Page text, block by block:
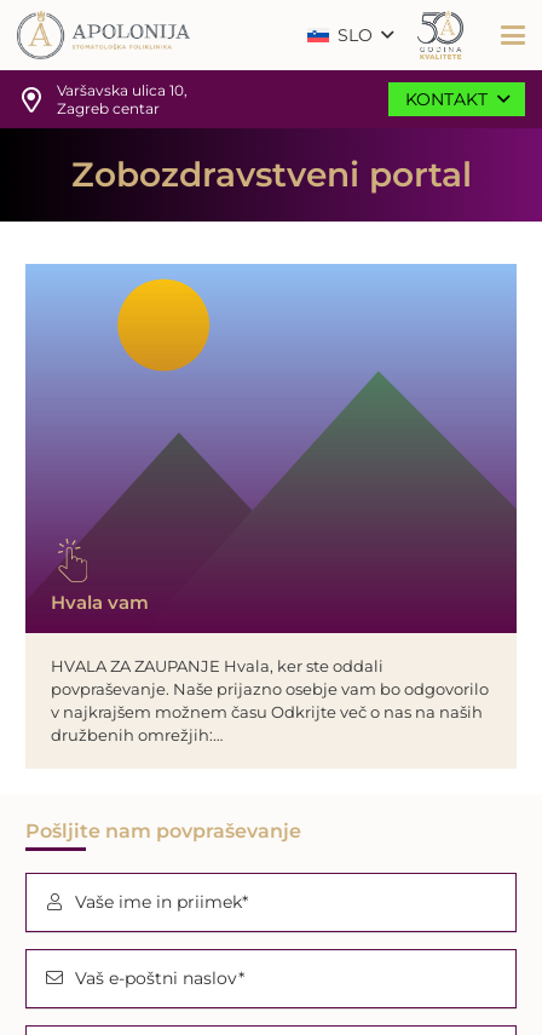
SLO
Varšavska ulica 10,
Zagreb centar
KONTAKT
Zobozdravstveni portal
Hvala vam
HVALA ZA ZAUPANJE Hvala, ker ste oddali
povpraševanje. Naše prijazno osebje vam bo odgovorilo
v najkrajšem možnem času Odkrijte več o nas na naših
družbenih omrežjih:…
Pošljite nam povpraševanje
Vaše ime in priimek*
Vaš e-poštni naslov*